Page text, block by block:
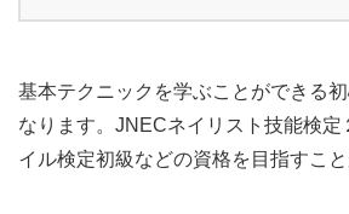
基本テクニックを学ぶことができる
なります。JNECネイリスト技能検定
イル検定初級などの資格を目指すこと